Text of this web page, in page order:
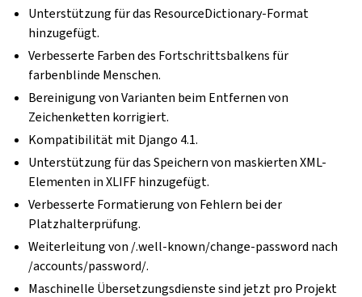
Unterstützung für das ResourceDictionary-Format
hinzugefügt.
Verbesserte Farben des Fortschrittsbalkens für
farbenblinde Menschen.
Bereinigung von Varianten beim Entfernen von
Zeichenketten korrigiert.
Kompatibilität mit Django 4.1.
Unterstützung für das Speichern von maskierten XML-
Elementen in XLIFF hinzugefügt.
Verbesserte Formatierung von Fehlern bei der
Platzhalterprüfung.
Weiterleitung von /.well-known/change-password nach
/accounts/password/.
Maschinelle Übersetzungsdienste sind jetzt pro Projekt